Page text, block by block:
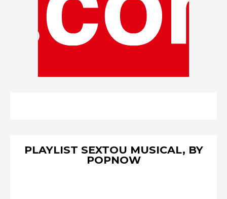
PLAYLIST SEXTOU MUSICAL, BY
POPNOW